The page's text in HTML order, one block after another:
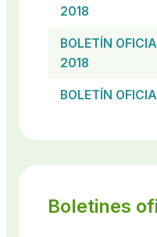
2018
BOLETÍN
2018
BOLETÍN
Boletines